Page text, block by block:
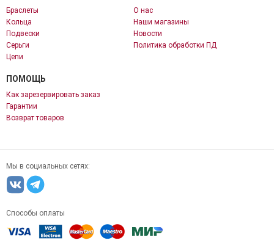
Браслеты
Кольца
Подвески
Серьги
Цепи
О нас
Наши магазины
Новости
Политика обработки ПД
ПОМОЩЬ
Как зарезервировать заказ
Гарантии
Возврат товаров
Мы в социальных сетях:
Способы оплаты